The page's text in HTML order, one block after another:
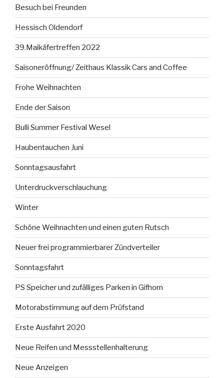
Besuch bei Freunden
Hessisch Oldendorf
39.Maikäfertreffen 2022
Saisoneröffnung/ Zeithaus Klassik Cars and Coffee
Frohe Weihnachten
Ende der Saison
Bulli Summer Festival Wesel
Haubentauchen Juni
Sonntagsausfahrt
Unterdruckverschlauchung
Winter
Schöne Weihnachten und einen guten Rutsch
Neuer frei programmierbarer Zündverteiler
Sonntagsfahrt
PS Speicher und zufälliges Parken in Gifhorn
Motorabstimmung auf dem Prüfstand
Erste Ausfahrt 2020
Neue Reifen und Messstellenhalterung
Neue Anzeigen